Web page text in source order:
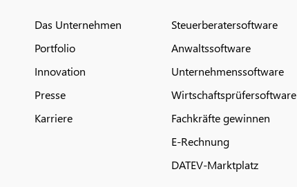
Das Unternehmen
Portfolio
Innovation
Presse
Karriere
Steuerberatersoftware
Anwaltssoftware
Unternehmenssoftware
Wirtschaftsprüfersoftware
Fachkräfte gewinnen
E-Rechnung
DATEV-Marktplatz